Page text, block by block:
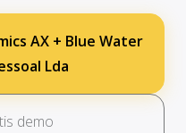
AX + Blue Water
Lda
demo